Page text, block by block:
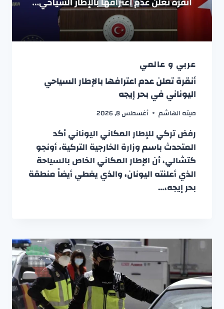
عربي و عالمي
أنقرة تعلن عدم اعترافها بالإطار السياحي
اليوناني في بحر إيجه
صيته الهاشم أغسطس 8, 2026
رفض تركي للإطار المكاني اليوناني أكد
المتحدث باسم وزارة الخارجية التركية، أونجو
كتشالي، أن الإطار المكاني الخاص بالسياحة
الذي أعلنته اليونان، والذي يغطي أيضاً منطقة
بحر إيجه،…